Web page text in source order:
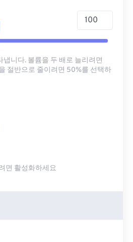
니다. 볼륨을 두 배로 늘리려면
절반으로 줄이려면 50%를 선택하
면 활성화하세요